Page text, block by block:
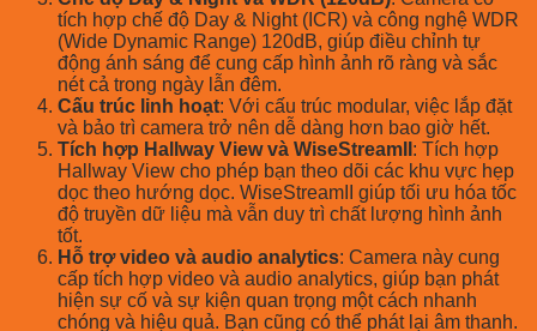
tích hợp chế độ Day & Night (ICR) và công nghệ WDR
(Wide Dynamic Range) 120dB, giúp điều chỉnh tự
động ánh sáng để cung cấp hình ảnh rõ ràng và sắc
nét cả trong ngày lẫn đêm.
Cấu trúc linh hoạt: Với cấu trúc modular, việc lắp đặt
và bảo trì camera trở nên dễ dàng hơn bao giờ hết.
Tích hợp Hallway View và WiseStreamII : Tích hợp
Hallway View cho phép bạn theo dõi các khu vực hẹp
dọc theo hướng dọc. WiseStreamII giúp tối ưu hóa tốc
độ truyền dữ liệu mà vẫn duy trì chất lượng hình ảnh
tốt.
Hỗ trợ video và audio analytics: Camera này cung
cấp tích hợp video và audio analytics, giúp bạn phát
hiện sự cố và sự kiện quan trọng một cách nhanh
chóng và hiệu quả. Bạn cũng có thể phát lại âm thanh.